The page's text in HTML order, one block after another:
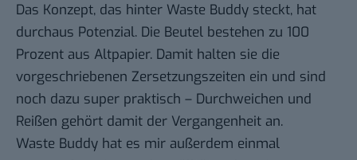
Das Konzept, das hinter Waste Buddy steckt, hat
durchaus Potenzial. Die Beutel bestehen zu 100
Prozent aus Altpapier. Damit halten sie die
vorgeschriebenen Zersetzungszeiten ein und sind
noch dazu super praktisch – Durchweichen und
Reißen gehört damit der Vergangenheit an.
Waste Buddy hat es mir außerdem einmal